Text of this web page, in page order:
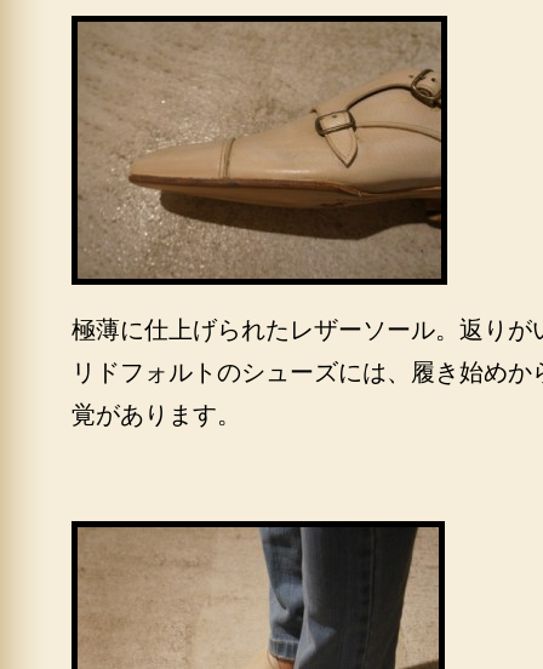
極薄に仕上げられたレザーソール。返りが
リドフォルトのシューズには、履き始め
覚があります。